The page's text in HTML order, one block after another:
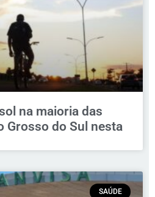
na maioria das
Grosso do Sul nesta
SAÚDE